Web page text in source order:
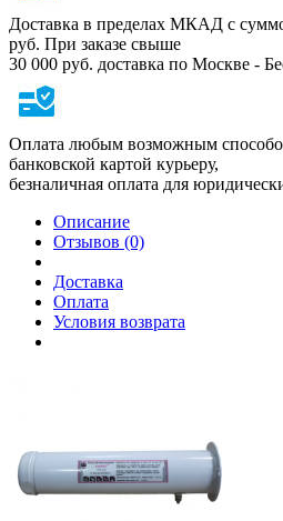
Доставка в пределах МКАД с
руб. При заказе свыше
30 000 руб. доставка по Москве -
Оплата любым возможным
банковской картой курьеру,
безналичная оплата для
Описание
Отзывов (0)
Доставка
Оплата
Условия возврата